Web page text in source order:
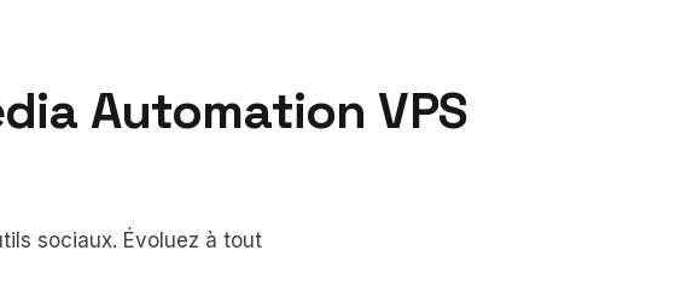
Automation VPS
sociaux. Évoluez à tout